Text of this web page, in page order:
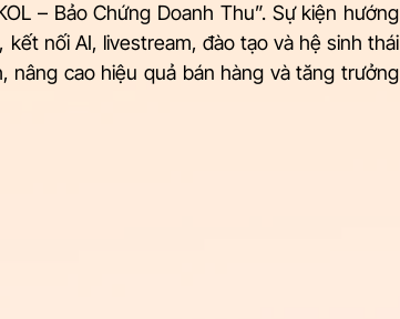
– Bảo Chứng Doanh Thu”. Sự kiện hướng
nối AI, livestream, đào tạo và hệ sinh thái
nâng cao hiệu quả bán hàng và tăng trưởng